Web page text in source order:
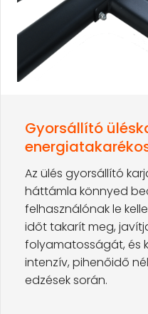
Gyorsállító
Az ülés gyorsállító
háttámla könnyed
felhasználónak le
időt takarít meg,
folyamatosságát, és
intenzív, pihenőidő
edzések során.